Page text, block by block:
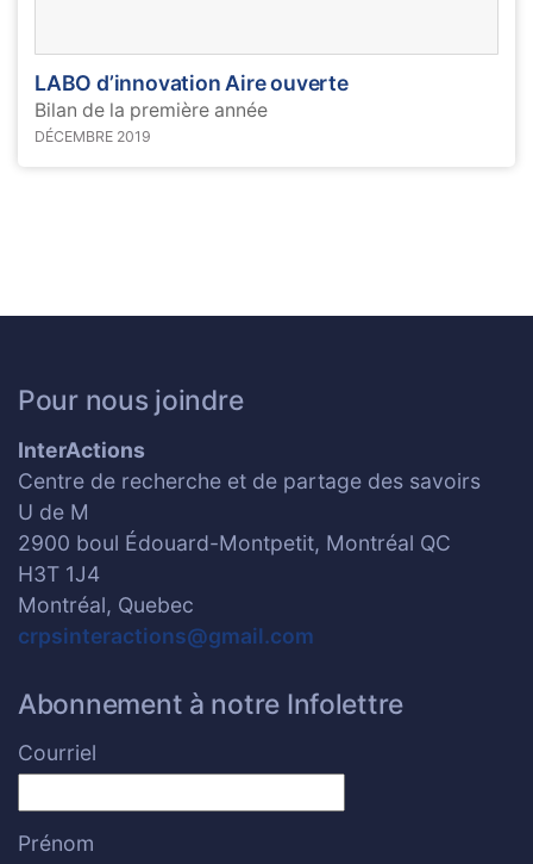
LABO d’innovation Aire ouverte
Bilan de la première année
DÉCEMBRE 2019
Pour nous joindre
InterActions
Centre de recherche et de partage des savoirs
U de M
2900 boul Édouard-Montpetit, Montréal QC
H3T 1J4
Montréal, Quebec
crpsinteractions@gmail.com
Abonnement à notre Infolettre
Courriel
Prénom